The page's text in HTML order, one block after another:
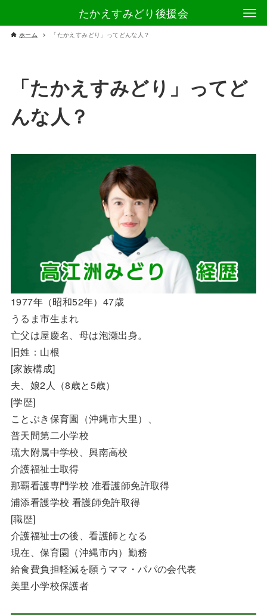
たかえすみどり後援会
ホーム 「たかえすみどり」ってどんな人？
「たかえすみどり」ってど
んな人？
1977年（昭和52年）47歳
うるま市生まれ
亡父は屋慶名、母は泡瀬出身。
旧姓：山根
[家族構成]
夫、娘2人（8歳と5歳）
[学歴]
ことぶき保育園（沖縄市大里）、
普天間第二小学校
琉大附属中学校、興南高校
介護福祉士取得
那覇看護専門学校 准看護師免許取得
浦添看護学校 看護師免許取得
[職歴]
介護福祉士の後、看護師となる
現在、保育園（沖縄市内）勤務
給食費負担軽減を願うママ・パパの会代表
美里小学校保護者